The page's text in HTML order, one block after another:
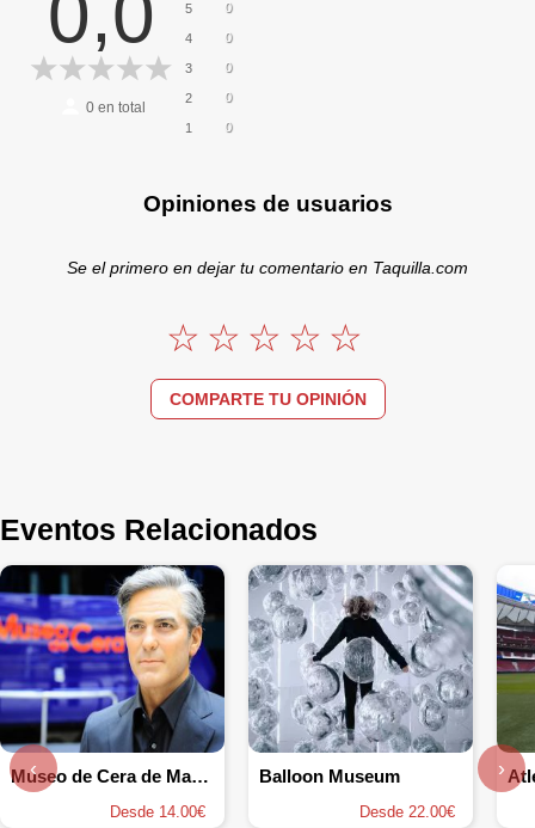
0en total
5 0
4 0
3 0
2 0
1 0
Opiniones de usuarios
Se el primero en dejar tu comentario en Taquilla.com
COMPARTE TU OPINIÓN
Eventos Relacionados
Museo de Cera de Madrid
Desde 14.00€
Balloon Museum
Desde 22.00€
‹ ›